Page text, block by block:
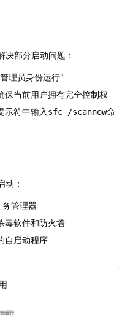
部分启动问题：
理员身份运行"
保当前用户拥有完全控制权
示符中输入 sfc /scannow命
动：
管理器
毒软件和防火墙
自启动程序